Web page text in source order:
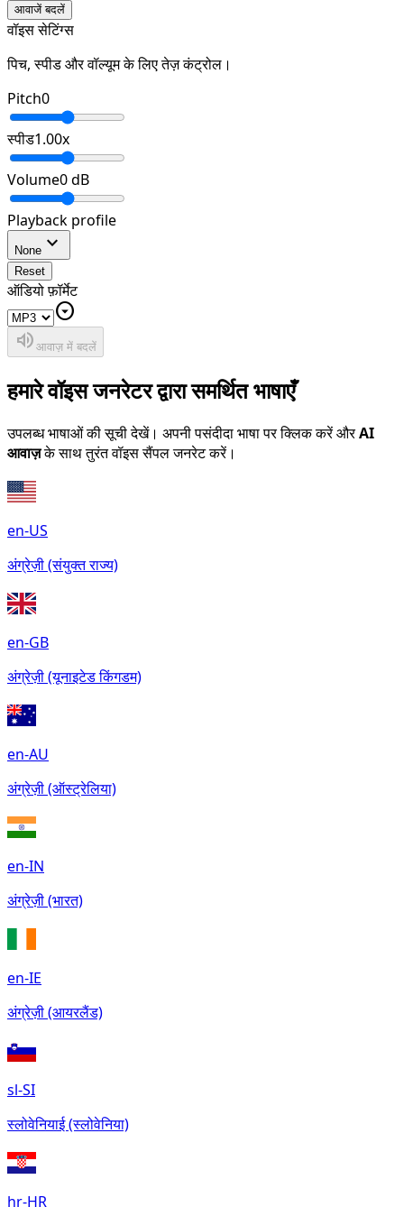
आवाजें बदलें
वॉइस सेटिंग्स
पिच, स्पीड और वॉल्यूम के लिए तेज़ कंट्रोल।
Pitch0
स्पीड1.00x
Volume0dB
Playback profile
None expand_more
Reset
ऑडियो फ़ॉर्मेट
arrow_drop_down_circle
volume_up आवाज़ में बदलें
हमारे वॉइस जनरेटर द्वारा समर्थित भाषाएँ
उपलब्ध भाषाओं की सूची देखें। अपनी पसंदीदा भाषा पर क्लिक करें औरAI
आवाज़के साथ तुरंत वॉइस सैंपल जनरेट करें।
en-US
अंग्रेज़ी (संयुक्त राज्य)
en-GB
अंग्रेज़ी (यूनाइटेड किंगडम)
en-AU
अंग्रेज़ी (ऑस्ट्रेलिया)
en-IN
अंग्रेज़ी (भारत)
en-IE
अंग्रेज़ी (आयरलैंड)
sl-SI
स्लोवेनियाई (स्लोवेनिया)
hr-HR